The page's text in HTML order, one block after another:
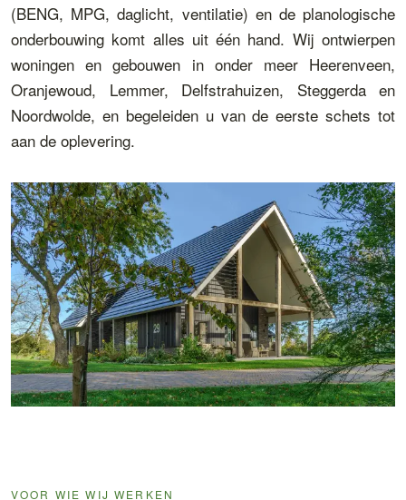
(BENG, MPG, daglicht, ventilatie) en de planologische
onderbouwing komt alles uit één hand. Wij ontwierpen
woningen en gebouwen in onder meer Heerenveen,
Oranjewoud, Lemmer, Delfstrahuizen, Steggerda en
Noordwolde, en begeleiden u van de eerste schets tot
aan de oplevering.
VOOR WIE WIJ WERKEN